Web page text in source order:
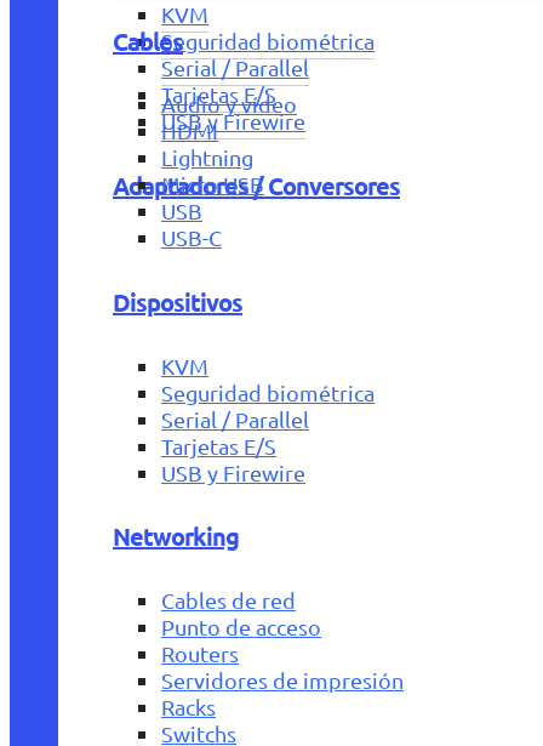
KVM
Seguridad biométrica
Serial / Parallel
Tarjetas E/S
USB y Firewire
Adaptadores / Conversores
Cables
Audio y vídeo
HDMI
Lightning
Micro USB
USB
USB-C
Dispositivos
KVM
Seguridad biométrica
Serial / Parallel
Tarjetas E/S
USB y Firewire
Networking
Cables de red
Punto de acceso
Routers
Servidores de impresión
Racks
Switchs